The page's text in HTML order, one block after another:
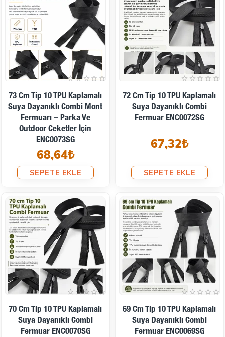
73 Cm Tip 10 TPU Kaplamalı
Suya Dayanıklı Combi Mont
Fermuarı – Parka Ve
Outdoor Ceketler İçin
ENC0073SG
68,64₺
SEPETE EKLE
72 Cm Tip 10 TPU Kaplamalı
Suya Dayanıklı Combi
Fermuar ENC0072SG
67,32₺
SEPETE EKLE
70 Cm Tip 10 TPU Kaplamalı
Suya Dayanıklı Combi
Fermuar ENC0070SG
69 Cm Tip 10 TPU Kaplamalı
Suya Dayanıklı Combi
Fermuar ENC0069SG